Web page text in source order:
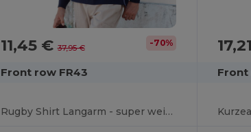
11,45 €37,95 € -70%
Front row FR43
Rugby Shirt Langarm - super weich
Front